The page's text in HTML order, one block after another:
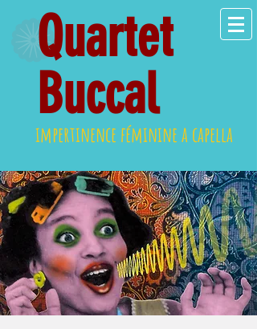
Quartet
Buccal
impertinence féminine a capella